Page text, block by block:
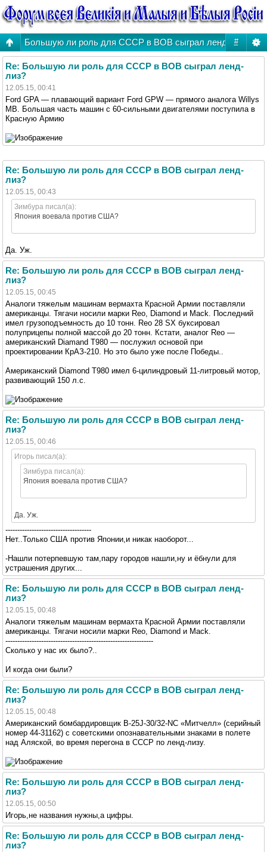
#
Большую ли роль для СССР в ВОВ сыграл ленд-лиз?
Re: Большую ли роль для СССР в ВОВ сыграл ленд-
лиз?
12.05.15, 00:41
Ford GPA — плавающий вариант Ford GPW — прямого аналога Willys
MB. Большая часть машин с 60-сильными двигателями поступила в
Красную Армию
Re: Большую ли роль для СССР в ВОВ сыграл ленд-
лиз?
12.05.15, 00:43
Зимбура писал(а):
Япония воевала против США?
Да. Уж.
Re: Большую ли роль для СССР в ВОВ сыграл ленд-
лиз?
12.05.15, 00:45
Аналоги тяжелым машинам вермахта Красной Армии поставляли
американцы. Тягачи носили марки Reo, Diamond и Mack. Последний
имел грузоподъемность до 10 тонн. Reo 28 SX буксировал
полуприцепы полной массой до 20 тонн. Кстати, аналог Reo —
американский Diamand T980 — послужил основой при
проектировании КрАЗ-210. Но это было уже после Победы..
Американский Diamond T980 имел 6-цилиндровый 11-литровый мотор,
развивающий 150 л.с.
Re: Большую ли роль для СССР в ВОВ сыграл ленд-
лиз?
12.05.15, 00:46
Игорь писал(а):
Зимбура писал(а):
Япония воевала против США?
Да. Уж.
------------------------------------
Нет..Только США против Японии,и никак наоборот...
-Нашли потерпевшую там,пару городов нашли,ну и ёбнули для
устрашения других...
Re: Большую ли роль для СССР в ВОВ сыграл ленд-
лиз?
12.05.15, 00:48
Аналоги тяжелым машинам вермахта Красной Армии поставляли
американцы. Тягачи носили марки Reo, Diamond и Mack.
--------------------------------------------------------------
Сколько у нас их было?..
И когда они были?
Re: Большую ли роль для СССР в ВОВ сыграл ленд-
лиз?
12.05.15, 00:48
Американский бомбардировщик B-25J-30/32-NC «Митчелл» (серийный
номер 44-31162) с советскими опознавательными знаками в полете
над Аляской, во время перегона в СССР по ленд-лизу.
Re: Большую ли роль для СССР в ВОВ сыграл ленд-
лиз?
12.05.15, 00:50
Игорь,не названия нужны,а цифры.
Re: Большую ли роль для СССР в ВОВ сыграл ленд-
лиз?